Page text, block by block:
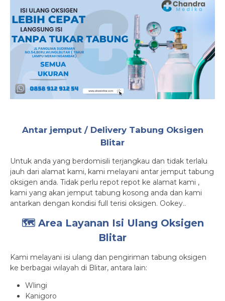
Antar jemput / Delivery Tabung Oksigen
Blitar
Untuk anda yang berdomisili terjangkau dan tidak terlalu
jauh dari alamat kami, kami melayani antar jemput tabung
oksigen anda. Tidak perlu repot repot ke alamat kami ,
kami yang akan jemput tabung kosong anda dan kami
antarkan dengan kondisi full terisi oksigen. Ookey..
🗺️ Area Layanan Isi Ulang Oksigen
Blitar
Kami melayani isi ulang dan pengiriman tabung oksigen
ke berbagai wilayah di Blitar, antara lain:
Wlingi
Kanigoro